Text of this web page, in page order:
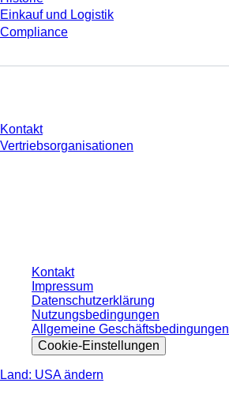
Einkauf und Logistik
Compliance
Kontakt
Vertriebsorganisationen
Kontakt
Impressum
Datenschutzerklärung
Nutzungsbedingungen
Allgemeine Geschäftsbedingungen
Cookie-Einstellungen
Land: USA ändern